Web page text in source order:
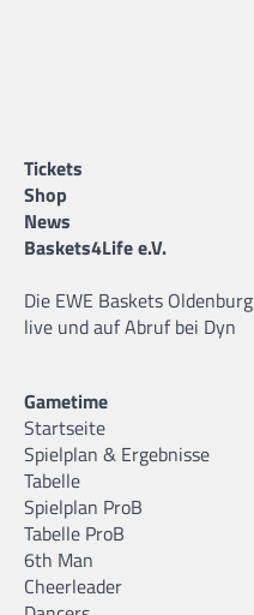
Tickets
Shop
News
Baskets4Life e.V.
Die EWE Baskets Oldenburg
live und auf Abruf bei Dyn
Gametime
Startseite
Spielplan & Ergebnisse
Tabelle
Spielplan ProB
Tabelle ProB
6th Man
Cheerleader